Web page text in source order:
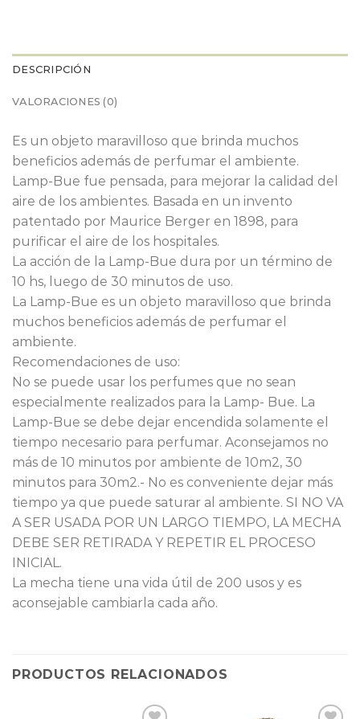
DESCRIPCIÓN
VALORACIONES (0)
Es un objeto maravilloso que brinda muchos
beneficios además de perfumar el ambiente.
Lamp-Bue fue pensada, para mejorar la calidad del
aire de los ambientes. Basada en un invento
patentado por Maurice Berger en 1898, para
purificar el aire de los hospitales.
La acción de la Lamp-Bue dura por un término de
10 hs, luego de 30 minutos de uso.
La Lamp-Bue es un objeto maravilloso que brinda
muchos beneficios además de perfumar el
ambiente.
Recomendaciones de uso:
No se puede usar los perfumes que no sean
especialmente realizados para la Lamp- Bue. La
Lamp-Bue se debe dejar encendida solamente el
tiempo necesario para perfumar. Aconsejamos no
más de 10 minutos por ambiente de 10m2, 30
minutos para 30m2.- No es conveniente dejar más
tiempo ya que puede saturar al ambiente. SI NO VA
A SER USADA POR UN LARGO TIEMPO, LA MECHA
DEBE SER RETIRADA Y REPETIR EL PROCESO
INICIAL.
La mecha tiene una vida útil de 200 usos y es
aconsejable cambiarla cada año.
PRODUCTOS RELACIONADOS